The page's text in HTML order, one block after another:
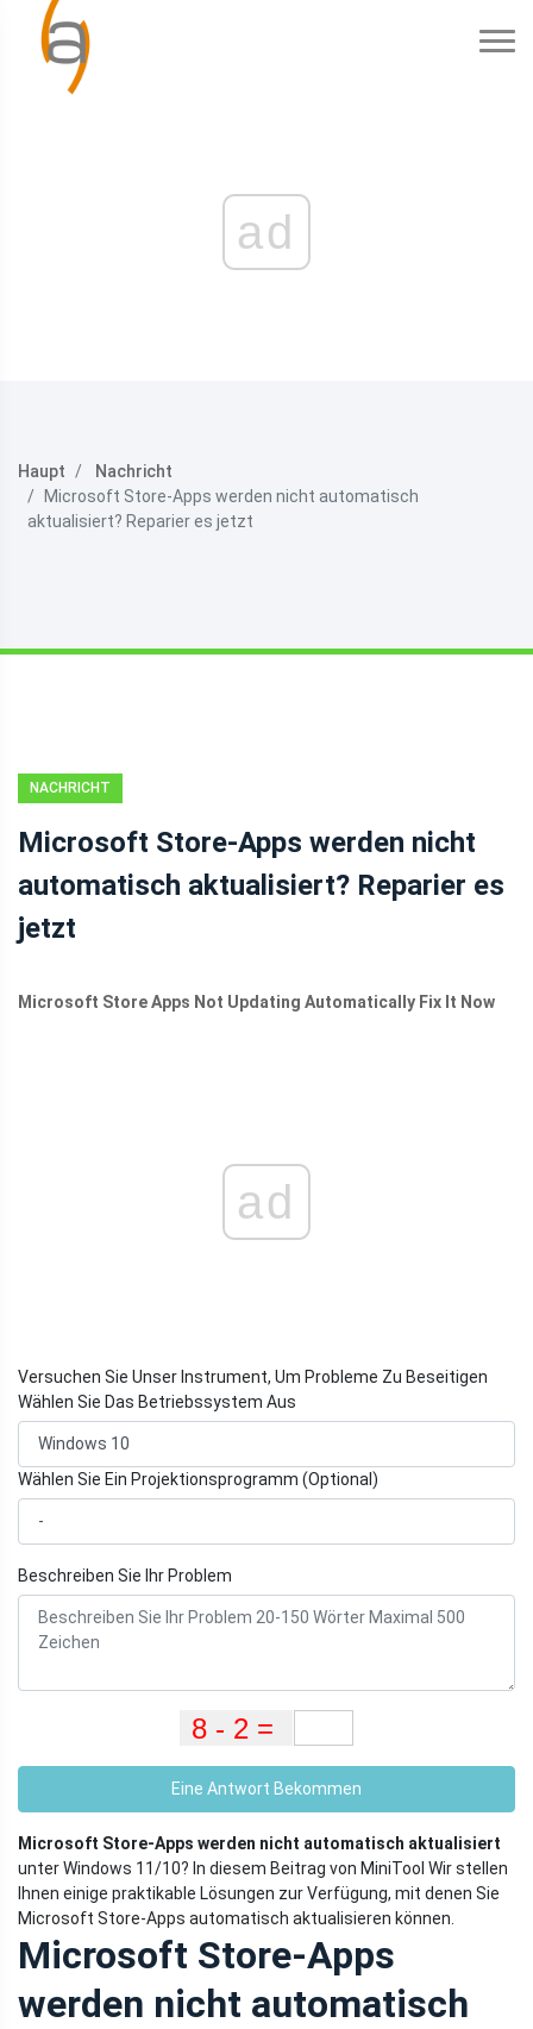
ad
Haupt
Nachricht
Microsoft Store-Apps werden nicht automatisch
aktualisiert? Reparier es jetzt
NACHRICHT
Microsoft Store-Apps werden nicht
automatisch aktualisiert? Reparier es
jetzt
Microsoft Store Apps Not Updating Automatically Fix It Now
ad
Versuchen Sie Unser Instrument, Um Probleme Zu Beseitigen
Wählen Sie Das Betriebssystem Aus
Wählen Sie Ein Projektionsprogramm (Optional)
Beschreiben Sie Ihr Problem
Eine Antwort Bekommen
Microsoft Store-Apps werden nicht automatisch aktualisiert
unter Windows 11/10? In diesem Beitrag von MiniTool Wir stellen
Ihnen einige praktikable Lösungen zur Verfügung, mit denen Sie
Microsoft Store-Apps automatisch aktualisieren können.
Microsoft Store-Apps
werden nicht automatisch